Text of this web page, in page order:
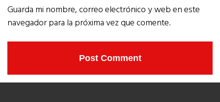
Guarda mi nombre, correo electrónico y web en este
navegador para la próxima vez que comente.